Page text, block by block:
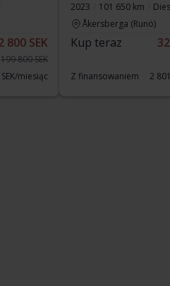
800 SEK
199 800 SEK
miesiąc
2023
101 650 km
Åkersberga (Runö)
Kup teraz
Z finansowaniem
2